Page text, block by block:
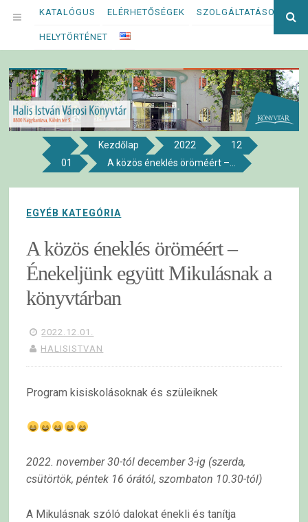
Megszakítás
OPEN
MENU
KATALÓGUS ELÉRHETŐSÉGEK SZOLGÁLTATÁSOK
HELYTÖRTÉNET
Halis István Városi Könyvtár
8800 NAGYKANIZSA, KÁLVIN TÉR 5.
Kezdőlap 2022
12
01
A közös éneklés öröméért –...
EGYÉB KATEGÓRIA
A közös éneklés öröméért –
Énekeljünk együtt Mikulásnak a
könyvtárban
2022.12.01.
HALISISTVAN
Program kisiskolásoknak és szüleiknek
2022. november 30-tól december 3-ig (szerda,
csütörtök, péntek 16 órától, szombaton 10.30-tól)
A Mikulásnak szóló dalokat énekli és tanítja